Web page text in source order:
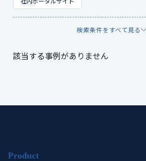
検索条件をすべて見る
該当する事例がありません
Product